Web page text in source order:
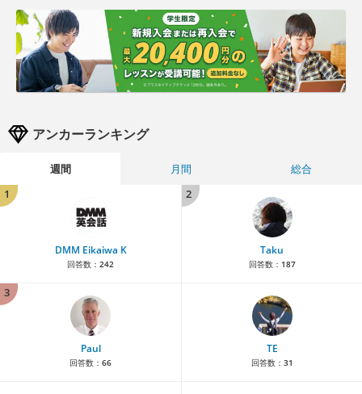
アンカーランキング
週間 月間
総合
1
DMM Eikaiwa K
回答数： 242
2
Taku
回答数： 187
3
Paul
回答数： 66
TE
回答数： 31